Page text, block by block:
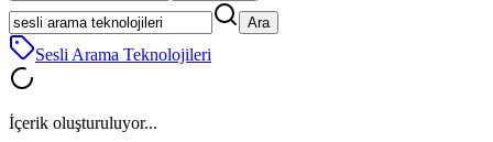
Ara
Sesli Arama Teknolojileri
İçerik oluşturuluyor...